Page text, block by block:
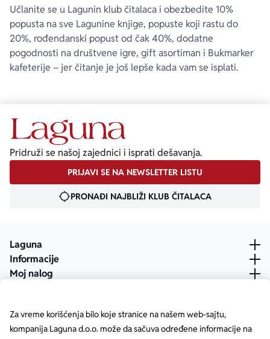
Za vreme korišćenja bilo koje stranice na našem web-sajtu,
kompanija Laguna d.o.o. može da sačuva određene informacije na
Učlanite se u Lagunin klub čitalaca i obezbedite 10%
popusta na sve Lagunine knjige, popuste koji rastu do
20%, rođendanski popust od čak 40%, dodatne
pogodnosti na društvene igre, gift asortiman i Bukmarker
kafeterije – jer čitanje je još lepše kada vam se isplati.
Pridruži se našoj zajednici i isprati dešavanja.
PRIJAVI SE NA NEWSLETTER LISTU
PRONAĐI NAJBLIŽI KLUB ČITALACA
Laguna
Informacije
Moj nalog